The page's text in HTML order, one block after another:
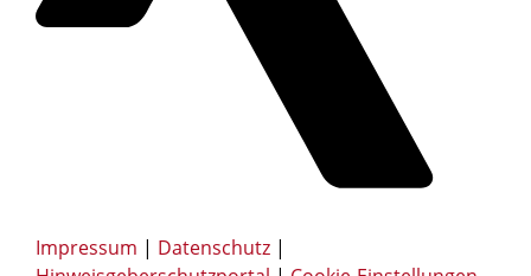
Impressum | Datenschutz |